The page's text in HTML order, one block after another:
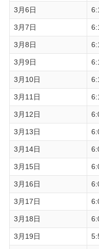
3月6日
3月7日
3月8日
3月9日
3月10日
3月11日
3月12日
3月13日
3月14日
3月15日
3月16日
3月17日
3月18日
3月19日